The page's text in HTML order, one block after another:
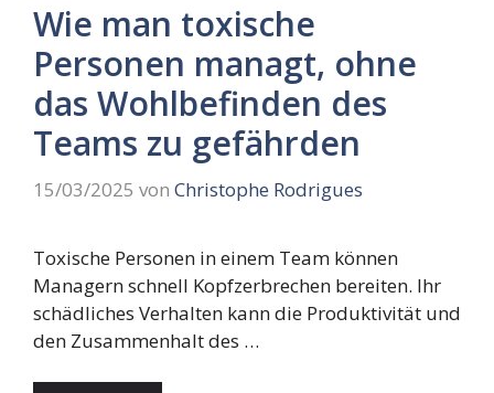
Wie man toxische
Personen managt, ohne
das Wohlbefinden des
Teams zu gefährden
15/03/2025 von Christophe Rodrigues
Toxische Personen in einem Team können
Managern schnell Kopfzerbrechen bereiten. Ihr
schädliches Verhalten kann die Produktivität und
den Zusammenhalt des …